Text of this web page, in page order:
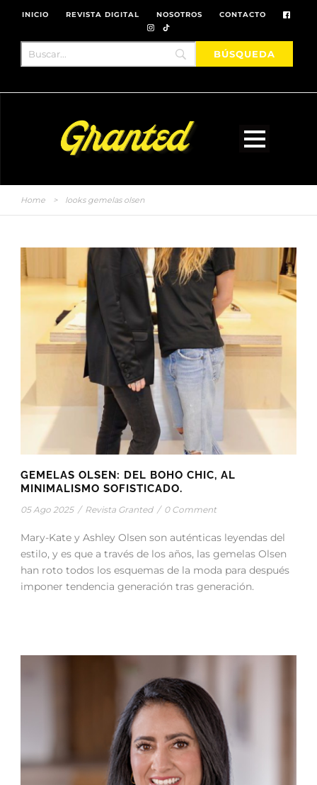
INICIO REVISTA DIGITAL NOSOTROS CONTACTO
Home > looks gemelas olsen
GEMELAS OLSEN: DEL BOHO CHIC, AL
MINIMALISMO SOFISTICADO.
05 Ago 2025 / Revista Granted / 0 Comment
Mary-Kate y Ashley Olsen son auténticas leyendas del
estilo, y es que a través de los años, las gemelas Olsen
han roto todos los esquemas de la moda para después
imponer tendencia generación tras generación.